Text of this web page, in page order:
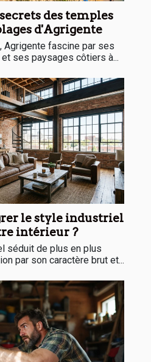
des temples
d'Agrigente
Agrigente fascine par ses
ses paysages côtiers à...
le style industriel
intérieur ?
séduit de plus en plus
par son caractère brut et...